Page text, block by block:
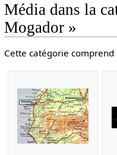
Média dans la
Mogador »
Cette catégorie comprend